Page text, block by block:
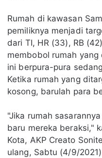
Rumah di kawasan
pemiliknya menjadi
dari TI, HR (33), RB
membobol rumah
ini berpura-pura
Ketika rumah yang
kosong, barulah para
"Jika rumah
baru mereka beraksi,"
Kota, AKP Creato
ulang, Sabtu (4/9/